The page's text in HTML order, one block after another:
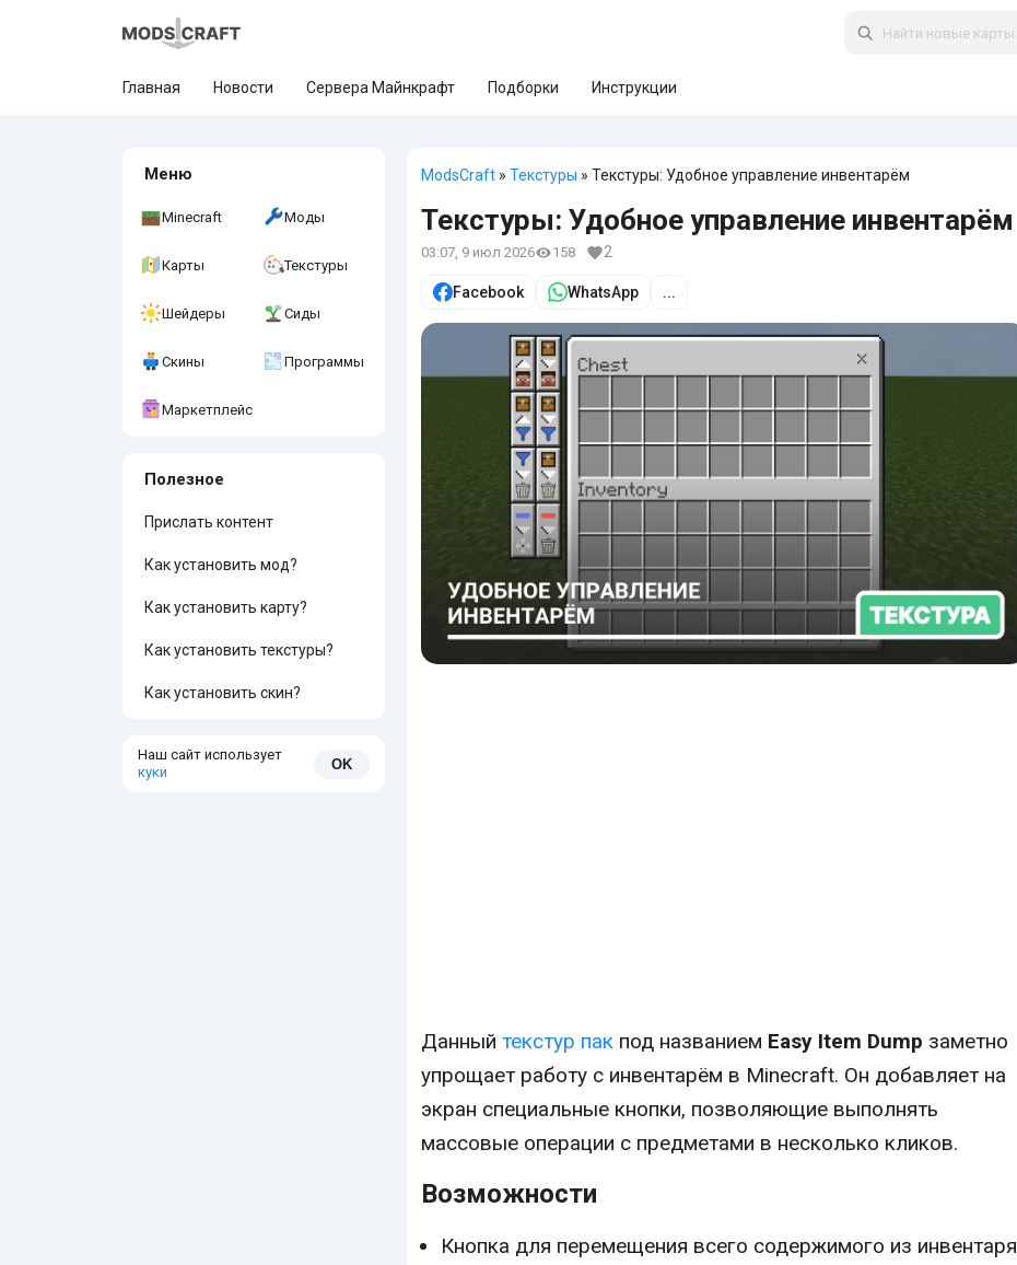
Главная Новости Сервера Майнкрафт Подборки Инструкции
Меню
Minecraft Моды
Карты Текстуры
Шейдеры Сиды
Скины Программы
Маркетплейс
Полезное
Прислать контент
Как установить мод?
Как установить карту?
Как установить текстуры?
Как установить скин?
Наш сайт использует
куки
OK
ModsCraft » Текстуры » Текстуры: Удобное управление инвентарём
Текстуры: Удобное управление инвентарём
03:07, 9 июл 2026 158 2
Facebook WhatsApp ...
Данный текстур пак под названием Easy Item Dump заметно
упрощает работу с инвентарём в Minecraft. Он добавляет на
экран специальные кнопки, позволяющие выполнять
массовые операции с предметами в несколько кликов.
Возможности
Кнопка для перемещения всего содержимого из инвентаря